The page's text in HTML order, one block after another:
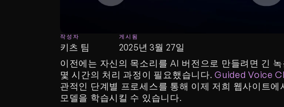
작성자
키츠 팀
게시됨
2025년 3월 27일
이전에는 자신의 목소리를 AI 버전으로 만들려면 긴
몇 시간의 처리 과정이 필요했습니다. Guided Voice
관적인 단계별 프로세스를 통해 이제 저희 웹사이트
모델을 학습시킬 수 있습니다.